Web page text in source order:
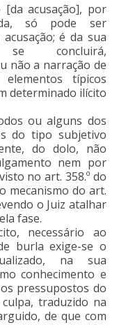
acusação], por
só pode ser
é da sua
concluirá,
não a narração de
típicos
determinado ilícito
ou alguns dos
do tipo subjetivo
do dolo, não
nem por
no art. 358.º do
mecanismo do art.
o Juiz atalhar
fase.
necessário ao
burla exige-se o
na sua
conhecimento e
pressupostos do
traduzido na
de que com